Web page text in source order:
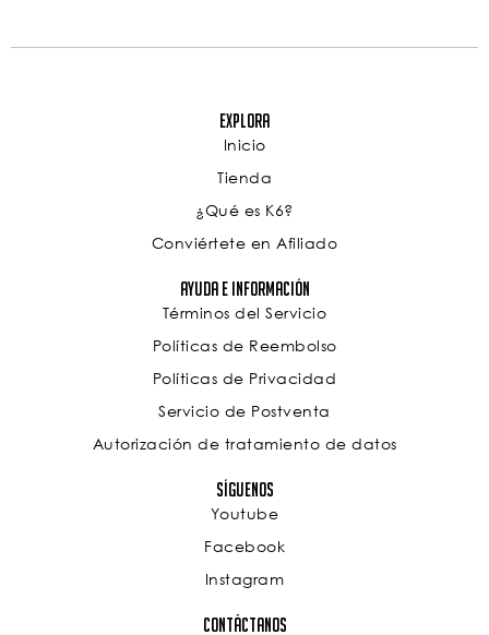
Explora
Inicio
Tienda
¿Qué es K6?
Conviértete en Afiliado
Ayuda e Información
Términos del Servicio
Políticas de Reembolso
Políticas de Privacidad
Servicio de Postventa
Autorización de tratamiento de datos
Síguenos
Youtube
Facebook
Instagram
Contáctanos